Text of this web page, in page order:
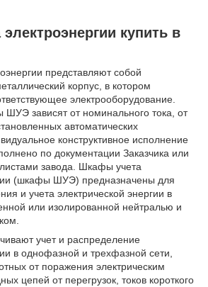
купить в
представляют собой
корпус, в котором
электрооборудование.
ШУЭ зависят от номинального тока, от
автоматических
конструктивное исполнение
по документации Заказчика или
завода. Шкафы учета
(шкафы ШУЭ) предназначены для
и учета электрической энергии в
или изолированной нейтралью и
учет и распределение
в однофазной и трехфазной сети,
от поражения электрическим
цепей от перегрузок, токов короткого